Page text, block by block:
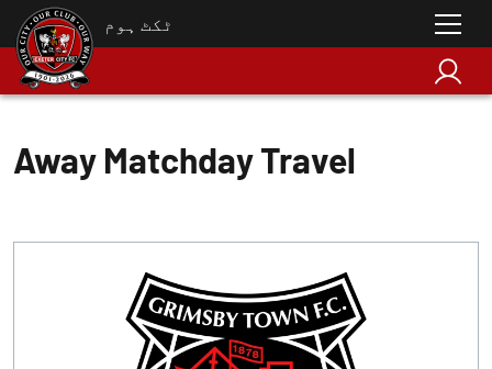
ٹکٹ ہوم
Away Matchday Travel